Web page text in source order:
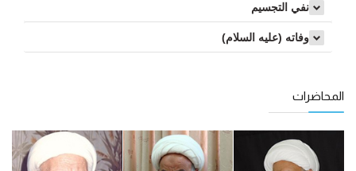
نفي التجسيم
وفاته (عليه السلام)
المحاضرات